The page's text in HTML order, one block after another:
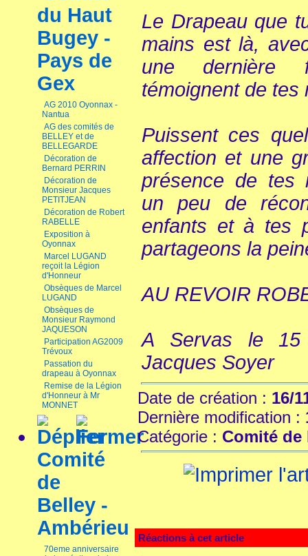
du Haut
Bugey -
Pays de
Gex
AG 2010 Oyonnax -
Nantua
AG des comités de
BELLEY et de
BELLEGARDE
Décoration de
Bernard PERRIN
Décoration de
Monsieur Jacques
PETITJEAN
Décoration de Robert
RABELLE
Exposition à
Oyonnax
Marcel LUGAND
reçoit la Légion
d'Honneur
Obsèques de Marcel
LUGAND
Obsèques de
Monsieur Raymond
JAQUESON
Participation AG2009
Trévoux
Passation du
drapeau à Oyonnax
Remise de la Légion
d'Honneur à Mr
MONNET
Comité
de
Belley -
Ambérieu
70eme anniversaire
Le Drapeau que
mains est là,
une dernière
témoignent de tes
Puissent ces
affection et une
présence de tes
un peu de
enfants et à tes
partageons la
AU REVOIR
A Servas le 15
Jacques Soyer
Date de création : 16/
Dernière modification :
Catégorie : Comité de
Réactions à cet article